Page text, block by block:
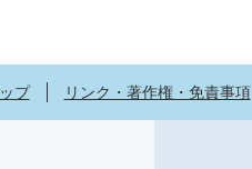
プ リンク・著作権・免責事項